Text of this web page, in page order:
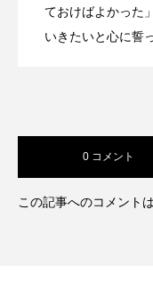
ておけばよかった
いきたいと心に誓っています。
2022.05.24 空手
0 コメント
この記事へのコメント